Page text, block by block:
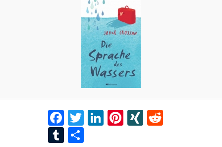
Facebook
Twitter
LinkedIn
Pinterest
XING
Tumblr